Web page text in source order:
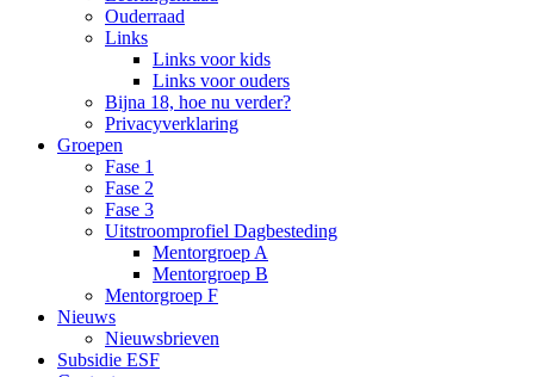
Ouderraad
Links
Links voor kids
Links voor ouders
Bijna 18, hoe nu verder?
Privacyverklaring
Groepen
Fase 1
Fase 2
Fase 3
Uitstroomprofiel Dagbesteding
Mentorgroep A
Mentorgroep B
Mentorgroep F
Nieuws
Nieuwsbrieven
Subsidie ESF